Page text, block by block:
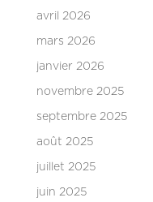
avril 2026
mars 2026
janvier 2026
novembre 2025
septembre 2025
août 2025
juillet 2025
juin 2025